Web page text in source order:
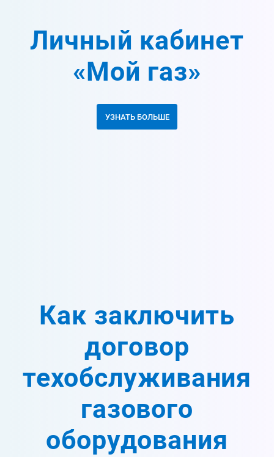
Личный кабинет
«Мой газ»
УЗНАТЬ БОЛЬШЕ
Как заключить
договор
техобслуживания
газового
оборудования